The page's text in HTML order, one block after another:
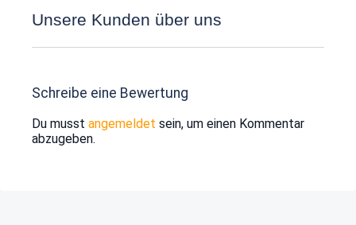
Unsere Kunden über uns
Schreibe eine Bewertung
Du musst angemeldet sein, um einen Kommentar
abzugeben.